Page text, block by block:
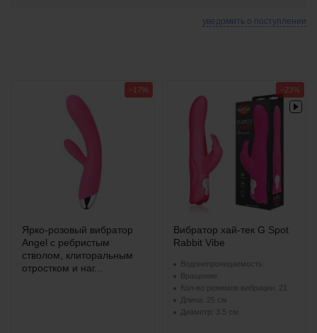
уведомить о поступлении
Ярко-розовый вибратор
Angel с ребристым
стволом, клиторальным
отростком и наг...
−17%
Вибратор хай-тек G Spot
Rabbit Vibe
Водонепроницаемость
Вращение
Кол-во режимов вибрации: 21
Длина: 25 см
Диаметр: 3.5 см
−23%